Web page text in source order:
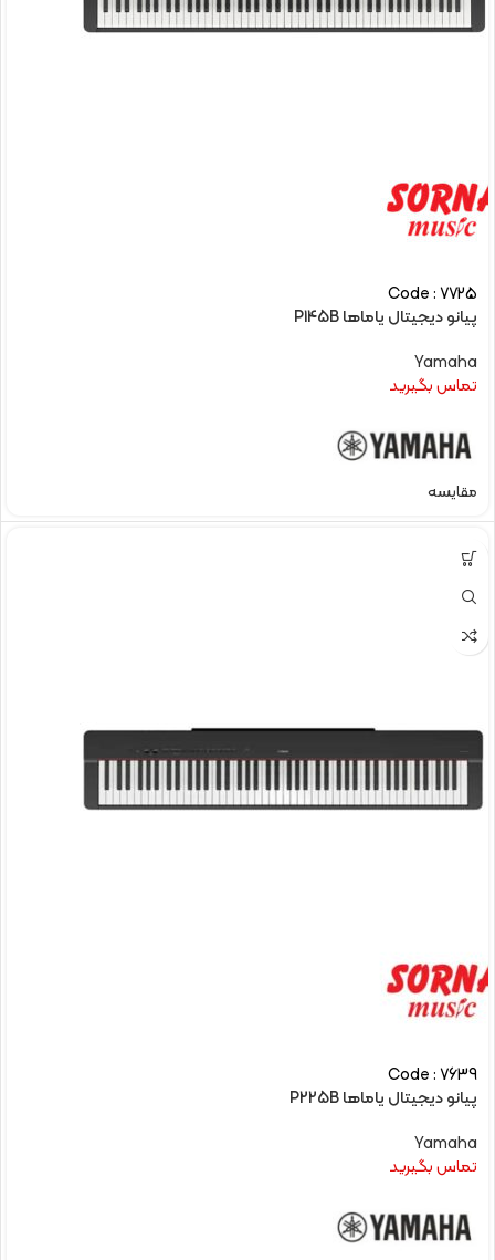
Code : 7725
پیانو دیجیتال یاماها P145B
Yamaha
تماس بگیرید
مقایسه
Code : 7639
پیانو دیجیتال یاماها P225B
Yamaha
تماس بگیرید